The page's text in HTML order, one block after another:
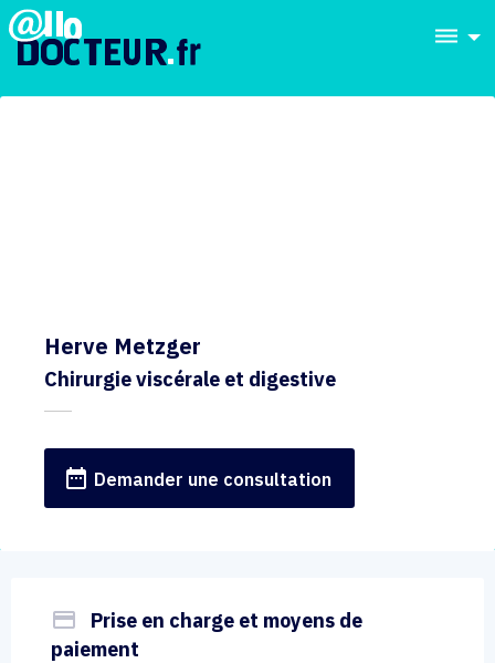
dehaze
Herve Metzger
Chirurgie viscérale et digestive
date_range Demander une consultation
payment
Prise en charge et moyens de
paiement